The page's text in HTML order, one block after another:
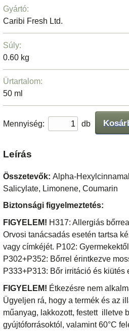
Gyártó:
Caribi Fresh Ltd.
Súly:
0.60 kg
Ürtartalom:
50 ml
Mennyiség: db
Leírás
Összetevők:Alpha-
Salicylate, Limonene, Coumarin
Biztonsági figyelmeztetés:
FIGYELEM! H317: Allergiás
Orvosi tanácsadás esetén tartsa
vagy címkéjét. P102:
P302+P352: Bőrrel érintkezve
P333+P313: Bőr irritáció és kiütés
FIGYELEM! Étkezésre nem
Ügyeljen rá, hogy a termék és az
műanyag, lakkozott, festett illetve
gyújtóforrásoktól, valamint 60°C